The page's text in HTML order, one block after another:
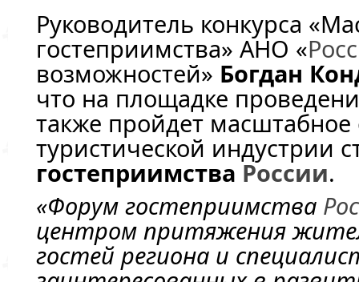
Руководитель конкурса
гостеприимства» АНО «
возможностей» Богдан
что на площадке
также пройдет масштабное
туристической индустрии
гостеприимстваРоссии.
«Форум гостеприимства
центром притяжения
гостей региона и